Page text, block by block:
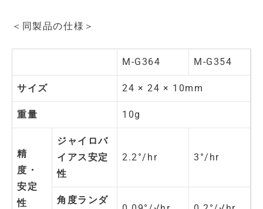
＜同製品の仕様＞
M-G364 M-G354
サイズ 24 × 24 × 10mm
重量 10g
精
度・
安定
性
ジャイロバ
イアス安定
性
2.2°/hr 3°/hr
角度ランダ